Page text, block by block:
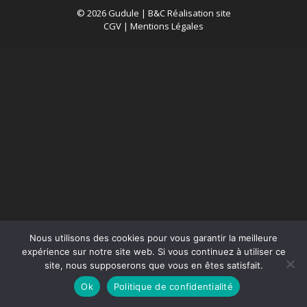
© 2026 Gudule | B&C Réalisation site
CGV | Mentions Légales
Nous utilisons des cookies pour vous garantir la meilleure
expérience sur notre site web. Si vous continuez à utiliser ce
site, nous supposerons que vous en êtes satisfait.
Ok
Politique de confidentialité